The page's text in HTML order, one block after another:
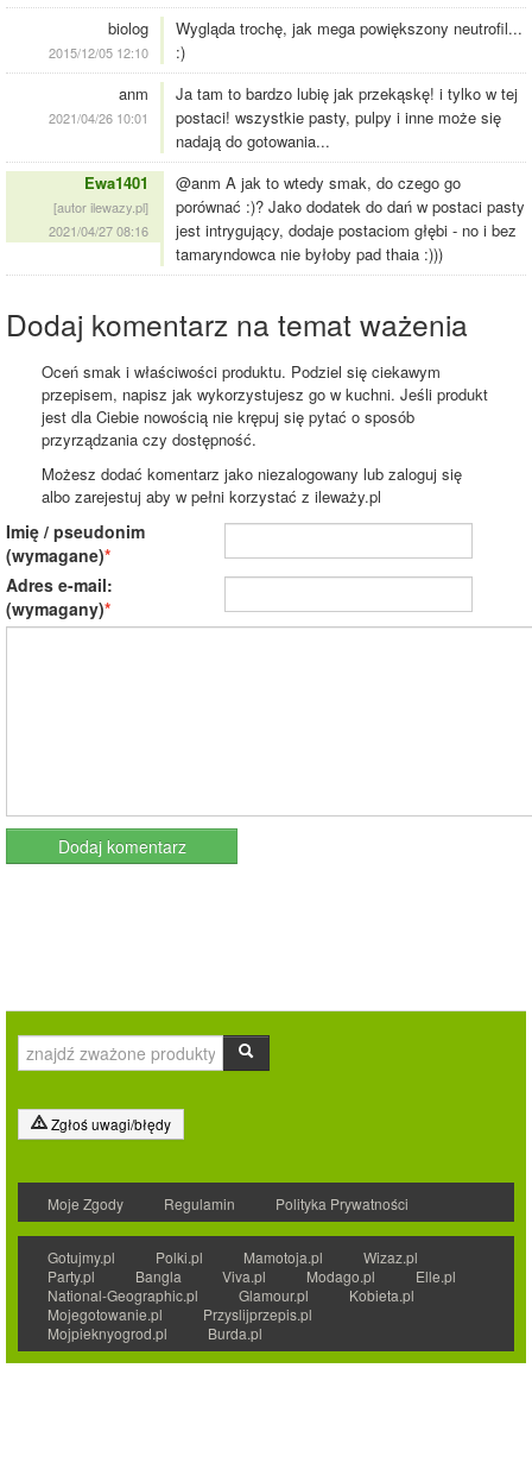
biolog
2015/12/05 12:10
Wygląda trochę, jak mega powiększony neutrofil...
:)
anm
2021/04/26 10:01
Ja tam to bardzo lubię jak przekąskę! i tylko w tej
postaci! wszystkie pasty, pulpy i inne może się
nadają do gotowania...
Ewa1401
[autor ilewazy.pl]
2021/04/27 08:16
@anm A jak to wtedy smak, do czego go
porównać :)? Jako dodatek do dań w postaci pasty
jest intrygujący, dodaje postaciom głębi - no i bez
tamaryndowca nie byłoby pad thaia :)))
Dodaj komentarz na temat ważenia
Oceń smak i właściwości produktu. Podziel się ciekawym
przepisem, napisz jak wykorzystujesz go w kuchni. Jeśli produkt
jest dla Ciebie nowością nie krępuj się pytać o sposób
przyrządzania czy dostępność.
Możesz dodać komentarz jako niezalogowany lub zaloguj się
albo zarejestuj aby w pełni korzystać z ileważy.pl
Imię / pseudonim
(wymagane)
Adres e-mail:
(wymagany)
Zgłoś uwagi/błędy
Moje Zgody Regulamin Polityka Prywatności
Gotujmy.pl Polki.pl Mamotoja.pl
Wizaz.pl
Party.pl
Bangla Viva.pl Modago.pl
Elle.pl
National-Geographic.pl
Glamour.pl
Kobieta.pl
Mojegotowanie.pl
Przyslijprzepis.pl
Mojpieknyogrod.pl
Burda.pl